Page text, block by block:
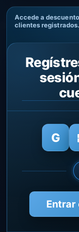
Accede a
clientes registrados.
Entrar